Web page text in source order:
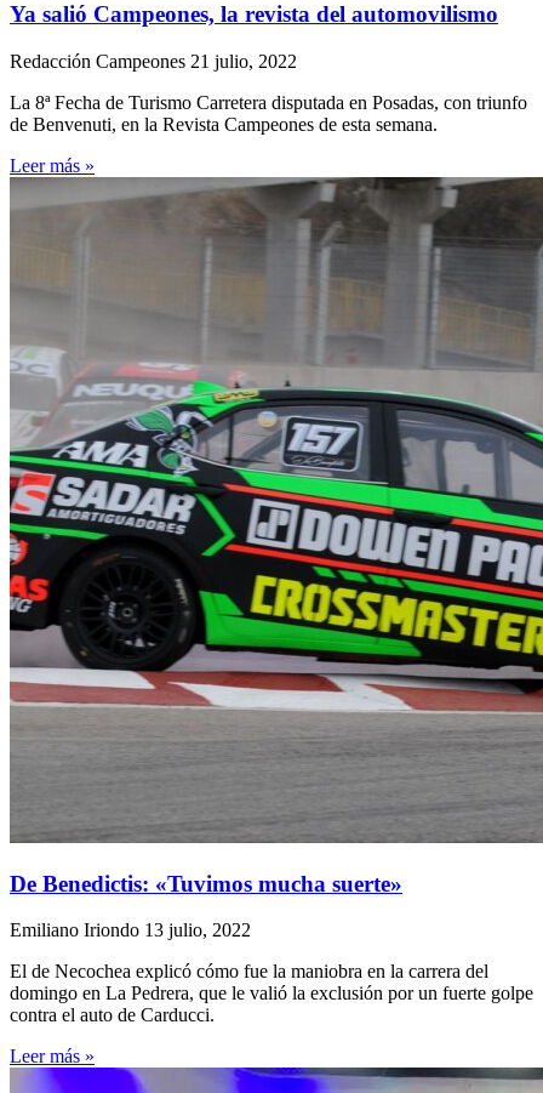
Ya salió Campeones, la revista del automovilismo
Redacción Campeones 21 julio, 2022
La 8ª Fecha de Turismo Carretera disputada en Posadas, con triunfo
de Benvenuti, en la Revista Campeones de esta semana.
Leer más »
De Benedictis: «Tuvimos mucha suerte»
Emiliano Iriondo 13 julio, 2022
El de Necochea explicó cómo fue la maniobra en la carrera del
domingo en La Pedrera, que le valió la exclusión por un fuerte golpe
contra el auto de Carducci.
Leer más »